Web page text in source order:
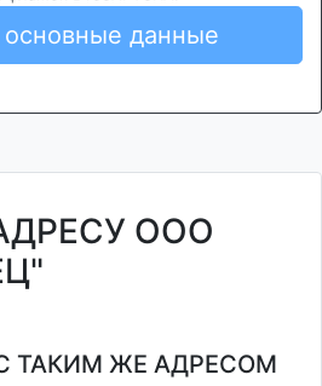
данные
ООО
ТАКИМ ЖЕ АДРЕСОМ